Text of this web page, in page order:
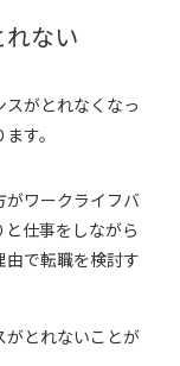
ない
がとれなくなっ
す。
がワークライフバ
仕事をしながら
で転職を検討す
がとれないことが